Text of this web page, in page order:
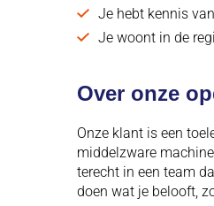
Je hebt kennis
Je woont in de
Over onze
Onze klant is een
middelzware
terecht in een team
doen wat je belooft,